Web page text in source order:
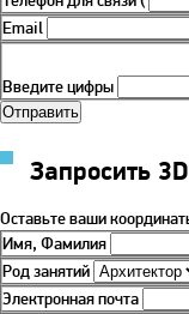
Email
Введите цифры
Запросить
Оставьте ваши
Имя, Фамилия
Род занятий
Электронная почта